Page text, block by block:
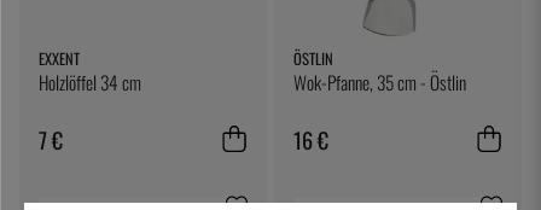
EXXENT
Holzlöffel 34 cm
7 €
ÖSTLIN
Wok-Pfanne, 35 cm - Östlin
16 €